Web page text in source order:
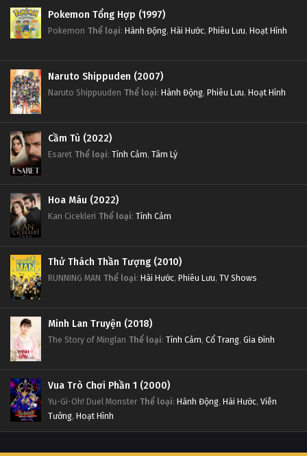
Pokemon Tổng Hợp (1997)
Pokemon Thể loại: Hành Động, Hài Hước, Phiêu Lưu, Hoạt Hình
Naruto Shippuden (2007)
Naruto Shippuuden Thể loại: Hành Động, Phiêu Lưu, Hoạt Hình
Cầm Tù (2022)
Esaret Thể loại: Tình Cảm, Tâm Lý
Hoa Máu (2022)
Kan Cicekleri Thể loại: Tình Cảm
Thử Thách Thần Tượng (2010)
RUNNING MAN Thể loại: Hài Hước, Phiêu Lưu, TV Shows
Minh Lan Truyện (2018)
The Story of Minglan Thể loại: Tình Cảm, Cổ Trang, Gia Đình
Vua Trò Chơi Phần 1 (2000)
Yu-Gi-Oh! Duel Monster Thể loại: Hành Động, Hài Hước, Viễn
Tưởng, Hoạt Hình